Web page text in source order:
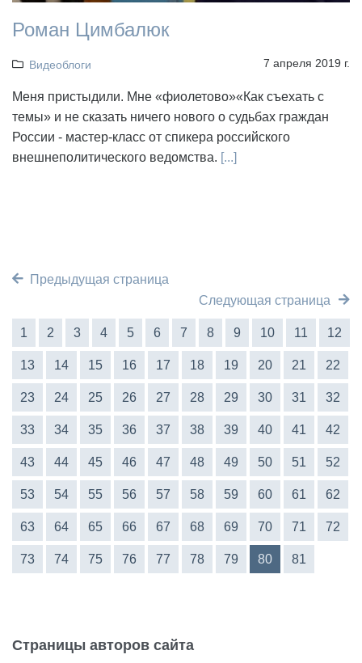
Роман Цимбалюк
Видеоблоги 7 апреля 2019 г.
Меня пристыдили. Мне «фиолетово»«Как съехать с
темы» и не сказать ничего нового о судьбах граждан
России - мастер-класс от спикера российского
внешнеполитического ведомства. [...]
Предыдущая страница
Следующая страница
1 2 3 4 5 6 7 8 9 10 11 12
13 14 15 16 17 18 19 20 21 22
23 24 25 26 27 28 29 30 31 32
33 34 35 36 37 38 39 40 41 42
43 44 45 46 47 48 49 50 51 52
53 54 55 56 57 58 59 60 61 62
63 64 65 66 67 68 69 70 71 72
73 74 75 76 77 78 79 80 81
Страницы авторов сайта